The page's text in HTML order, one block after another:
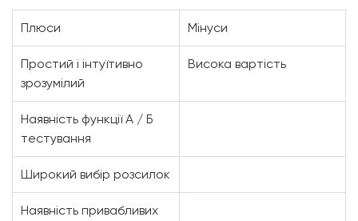
Плюси Мінуси
Простий і інтуїтивно
зрозумілий
Висока вартість
Наявність функції А / Б
тестування
Широкий вибір розсилок
Наявність привабливих